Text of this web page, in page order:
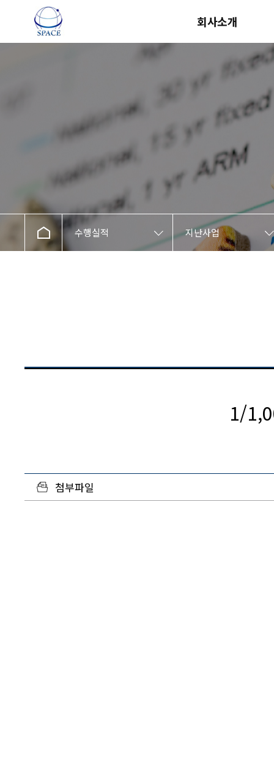
회사소개
회사연혁
면허현황
찾아오시는 길
수행실적 지난사업
1/
첨부파일